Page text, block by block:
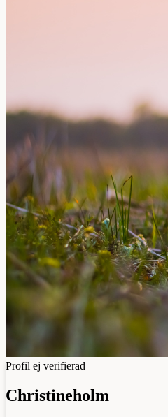
Profil ej verifierad
Christineholm